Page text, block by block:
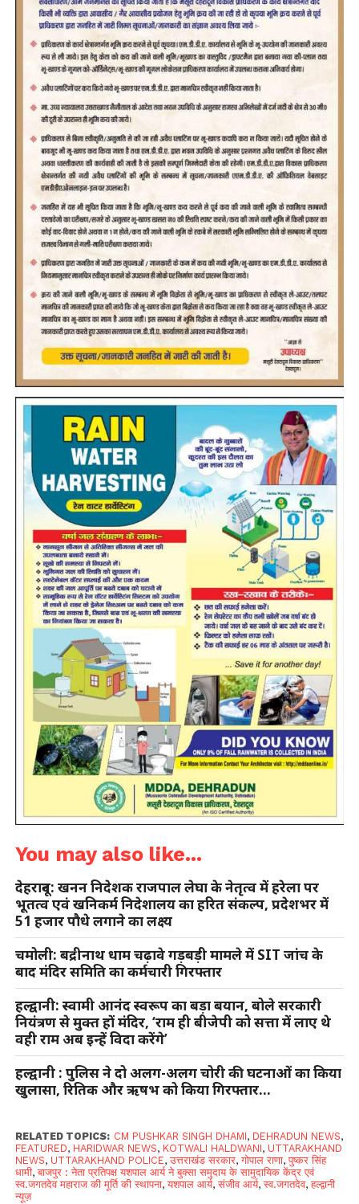
You may also like...
देहरादून: खनन निदेशक राजपाल लेघा के नेतृत्व में हरेला पर
भूतत्व एवं खनिकर्म निदेशालय का हरित संकल्प, प्रदेशभर में
51 हजार पौधे लगाने का लक्ष्य
चमोली: बद्रीनाथ धाम चढ़ावे गड़बड़ी मामले में SIT जांच के
बाद मंदिर समिति का कर्मचारी गिरफ्तार
हल्द्वानी: स्वामी आनंद स्वरूप का बड़ा बयान, बोले सरकारी
नियंत्रण से मुक्त हों मंदिर, ‘राम ही बीजेपी को सत्ता में लाए थे
वही राम अब इन्हें विदा करेंगे’
हल्द्वानी : पुलिस ने दो अलग-अलग चोरी की घटनाओं का किया
खुलासा, रितिक और ऋषभ को किया गिरफ्तार…
RELATED TOPICS: CM PUSHKAR SINGH DHAMI, DEHRADUN NEWS,
FEATURED, HARIDWAR NEWS, KOTWALI HALDWANI, UTTARAKHAND
NEWS, UTTARAKHAND POLICE,उत्तराखंड सरकार,गोपाल राणा,पुष्कर सिंह
धामी,बाजपुर : नेता प्रतिपक्ष यशपाल आर्य ने बुक्सा समुदाय के सामुदायिक केंद्र एवं
स्व.जगतदेव महाराज की मूर्ति की स्थापना,यशपाल आर्य,संजीव आर्य,स्व.जगतदेव,हल्द्वानी
न्यूज़